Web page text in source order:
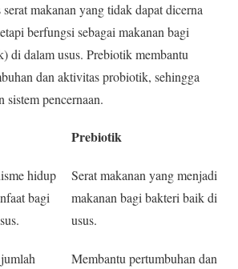
makanan yang tidak dapat dicerna
berfungsi sebagai makanan bagi
di dalam usus. Prebiotik membantu
dan aktivitas probiotik, sehingga
sistem pencernaan.
Prebiotik
hidup
bagi
Serat makanan yang menjadi
makanan bagi bakteri baik di
usus.
Membantu pertumbuhan dan